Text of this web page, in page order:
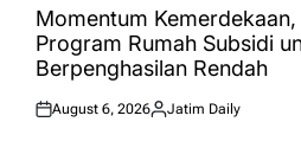
INMomentum
Program Rumah Subsidi
Berpenghasilan Rendah
Posted
August 6, 2026
Posted
Jatim Daily